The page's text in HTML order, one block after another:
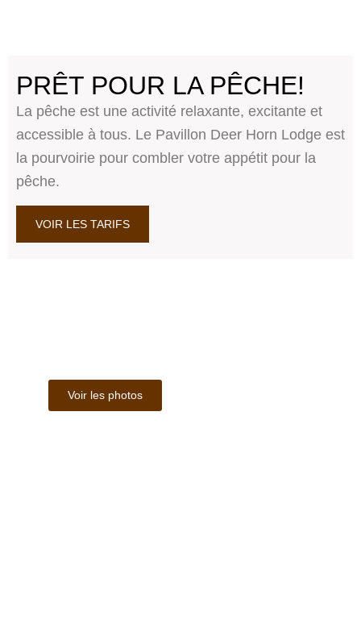
PRÊT POUR LA PÊCHE!
La pêche est une activité relaxante, excitante et
accessible à tous. Le Pavillon Deer Horn Lodge est
la pourvoirie pour combler votre appétit pour la
pêche.
VOIR LES TARIFS
Voir les photos